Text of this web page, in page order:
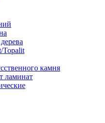
Topalit
камня
ламинат